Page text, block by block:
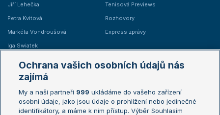
Jiří Lehečka
Petra Kvitová
Markéta Vondroušová
Iga Swiatek
Tenisová Previews
Rozhovory
Express zprávy
Žebříčky
Žebříček ATP (muži)
Žebříček WTA (ženy)
Australian Open
French Open
Ochrana vašich osobních údajů nás
zajímá
My a naši partneři 999 ukládáme do vašeho zařízení
osobní údaje, jako jsou údaje o prohlížení nebo jedinečné
identifikátory, a máme k nim přístup. Výběr Souhlasím